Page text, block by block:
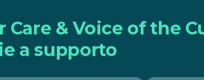
Care & Voice of the
a supporto